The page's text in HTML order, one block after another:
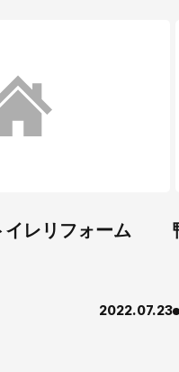
レリフォーム
2022.07.23